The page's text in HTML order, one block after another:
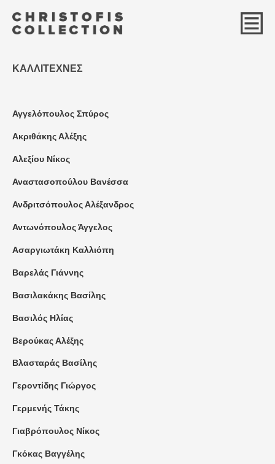
ΚΑΛΛΙΤΕΧΝΕΣ
Αγγελόπουλος Σπύρος
Ακριθάκης Αλέξης
Αλεξίου Νίκος
Αναστασοπούλου Βανέσσα
Ανδριτσόπουλος Αλέξανδρος
Αντωνόπουλος Άγγελος
Ασαργιωτάκη Καλλιόπη
Βαρελάς Γιάννης
Βασιλακάκης Βασίλης
Βασιλός Ηλίας
Βερούκας Αλέξης
Βλασταράς Βασίλης
Γεροντίδης Γιώργος
Γερμενής Τάκης
Γιαβρόπουλος Νίκος
Γκόκας Βαγγέλης